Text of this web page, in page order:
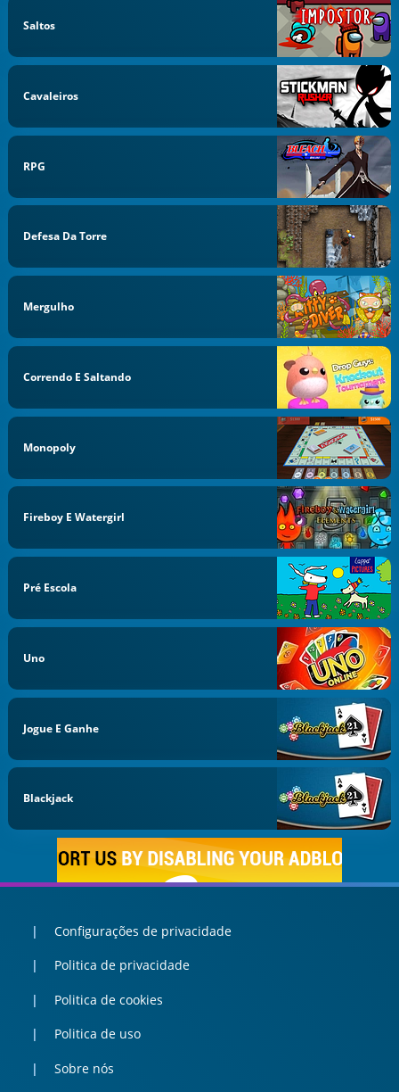
Saltos
Cavaleiros
RPG
Defesa Da Torre
Mergulho
Correndo E Saltando
Monopoly
Fireboy E Watergirl
Pré Escola
Uno
Jogue E Ganhe
Blackjack
Configurações de privacidade
Politica de privacidade
Politica de cookies
Politica de uso
Sobre nós